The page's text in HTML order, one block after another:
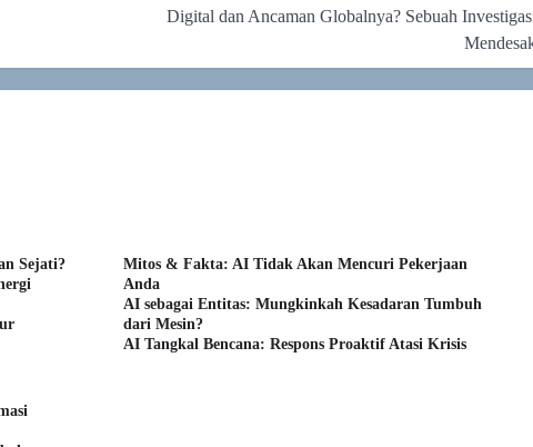
Digital dan Ancaman Globalnya? Sebuah
Sejati?
Mitos & Fakta: AI Tidak Akan Mencuri Pekerjaan
Anda
AI sebagai Entitas: Mungkinkah Kesadaran Tumbuh
dari Mesin?
AI Tangkal Bencana: Respons Proaktif Atasi Krisis